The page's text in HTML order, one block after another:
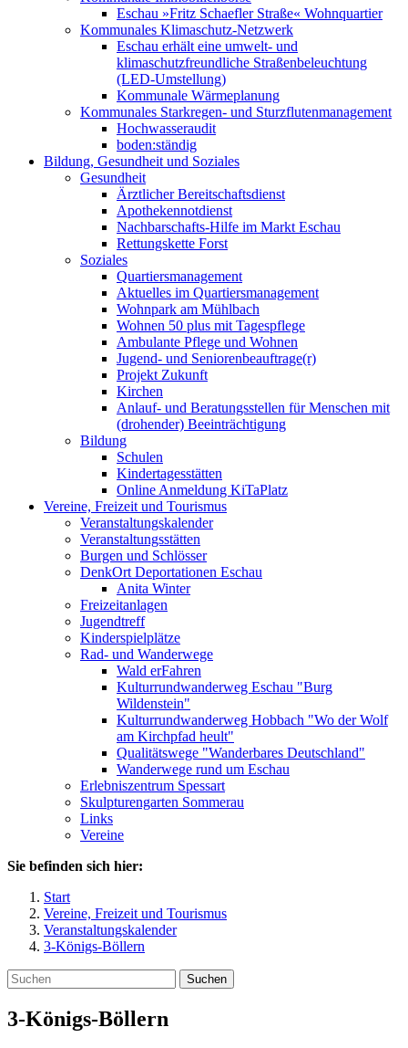
Eschau »Fritz Schaefler Straße« Wohnquartier
Kommunales Klimaschutz-Netzwerk
Eschau erhält eine umwelt- und
klimaschutzfreundliche Straßenbeleuchtung
(LED-Umstellung)
Kommunale Wärmeplanung
Kommunales Starkregen- und Sturzflutenmanagement
Hochwasseraudit
boden:ständig
Bildung, Gesundheit und Soziales
Gesundheit
Ärztlicher Bereitschaftsdienst
Apothekennotdienst
Nachbarschafts-Hilfe im Markt Eschau
Rettungskette Forst
Soziales
Quartiersmanagement
Aktuelles im Quartiersmanagement
Wohnpark am Mühlbach
Wohnen 50 plus mit Tagespflege
Ambulante Pflege und Wohnen
Jugend- und Seniorenbeauftrage(r)
Projekt Zukunft
Kirchen
Anlauf- und Beratungsstellen für Menschen mit
(drohender) Beeinträchtigung
Bildung
Schulen
Kindertagesstätten
Online Anmeldung KiTaPlatz
Vereine, Freizeit und Tourismus
Veranstaltungskalender
Veranstaltungsstätten
Burgen und Schlösser
DenkOrt Deportationen Eschau
Anita Winter
Freizeitanlagen
Jugendtreff
Kinderspielplätze
Rad- und Wanderwege
Wald erFahren
Kulturrundwanderweg Eschau "Burg
Wildenstein"
Kulturrundwanderweg Hobbach "Wo der Wolf
am Kirchpfad heult"
Qualitätswege "Wanderbares Deutschland"
Wanderwege rund um Eschau
Erlebniszentrum Spessart
Skulpturengarten Sommerau
Links
Vereine
Sie befinden sich hier:
Start
Vereine, Freizeit und Tourismus
Veranstaltungskalender
3-Königs-Böllern
Suchen
3-Königs-Böllern